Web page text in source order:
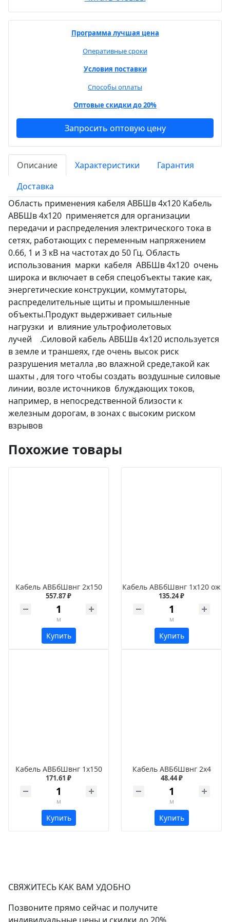
Программа лучшая цена
Оперативные сроки
Условия поставки
Способы оплаты
Оптовые скидки до 20%
Запросить оптовую цену
Описание Характеристики
Гарантия
Доставка
Область применения кабеля АВБШв 4х120 Кабель
АВБШв 4х120 применяется для организации
передачи и распределения электрического тока в
сетях, работающих с переменным напряжением
0.66, 1 и 3 кВ на частотах до 50 Гц. Область
использования марки кабеля АВБШв 4х120 очень
широка и включает в себя спецобъекты такие как,
энергетические конструкции, коммутаторы,
распределительные щиты и промышленные
объекты.Продукт выдерживает сильные
нагрузки и влияние ультрофиолетовых
лучей .Силовой кабель АВБШв 4х120 используется
в земле и траншеях, где очень высок риск
разрушения металла ,во влажной среде,такой как
шахты , для того чтобы создать воздушные силовые
линии, возле источников блуждающих токов,
например, в непосредственной близости к
железным дорогам, в зонах с высоким риском
взрывов
Похожие товары
Кабель АВБбШвнг 2х150
557.87 ₽
м
Купить
Кабель АВБбШвнг 1х120 ож
135.24 ₽
м
Купить
Кабель АВБбШвнг 1х150
171.61 ₽
м
Купить
Кабель АВБбШвнг 2х4
48.44 ₽
м
Купить
СВЯЖИТЕСЬ КАК ВАМ УДОБНО
Позвоните прямо сейчас и получите